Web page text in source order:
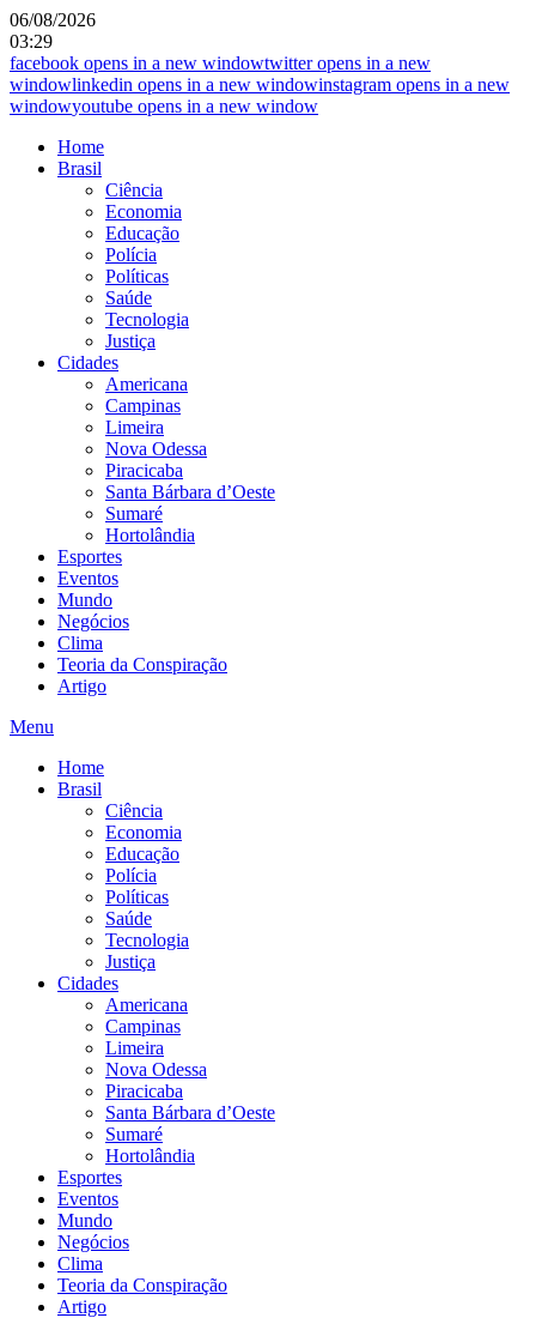
06/08/2026
03:29
facebook opens in a new windowtwitteropens in a new
windowlinkedin opens in a new windowinstagram opens in a new
windowyoutube opens in a new window
Home
Brasil
Ciência
Economia
Educação
Polícia
Políticas
Saúde
Tecnologia
Justiça
Cidades
Americana
Campinas
Limeira
Nova Odessa
Piracicaba
Santa Bárbara d’Oeste
Sumaré
Hortolândia
Esportes
Eventos
Mundo
Negócios
Clima
Teoria da Conspiração
Artigo
Menu
Home
Brasil
Ciência
Economia
Educação
Polícia
Políticas
Saúde
Tecnologia
Justiça
Cidades
Americana
Campinas
Limeira
Nova Odessa
Piracicaba
Santa Bárbara d’Oeste
Sumaré
Hortolândia
Esportes
Eventos
Mundo
Negócios
Clima
Teoria da Conspiração
Artigo